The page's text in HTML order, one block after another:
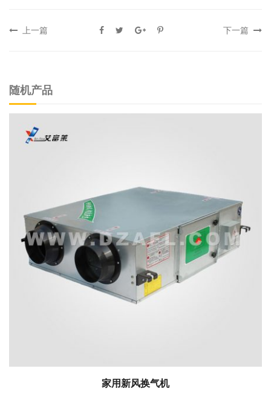
上一篇 下一篇
随机产品
家用新风换气机